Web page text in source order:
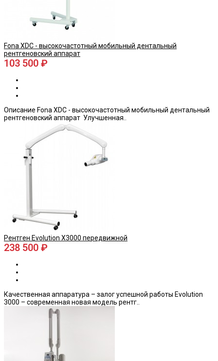
Fona XDC - высокочастотный мобильный дентальный
рентгеновский аппарат
103 500 ₽
Описание Fona XDC - высокочастотный мобильный дентальный
рентгеновский аппарат Улучшенная..
Рентген Evolution X3000 передвижной
238 500 ₽
Качественная аппаратура – залог успешной работы Evolution
3000 – современная новая модель рентг..